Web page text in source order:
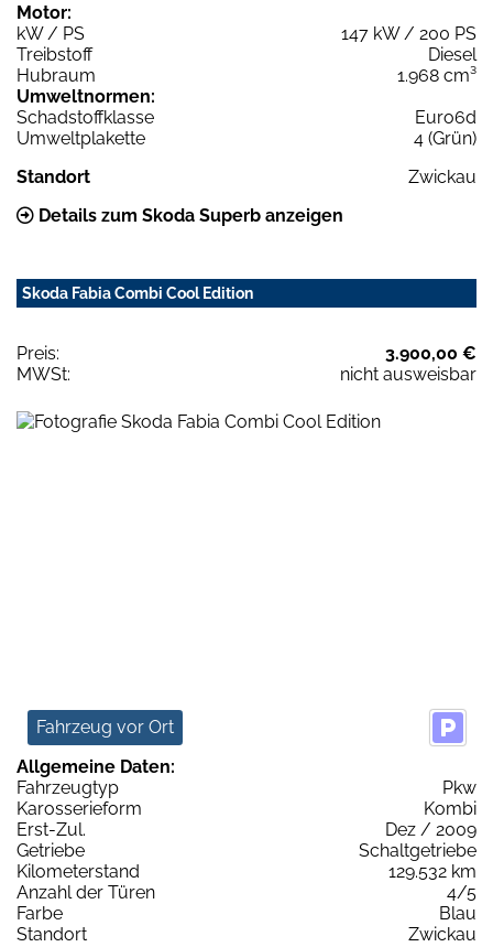
Motor:
kW / PS
147 kW / 200 PS
Treibstoff
Diesel
Hubraum
1.968 cm³
Umweltnormen:
Schadstoffklasse
Euro6d
Umweltplakette
4 (Grün)
Standort
Zwickau
Details zum Skoda Superb anzeigen
Skoda Fabia Combi Cool Edition
Preis:
3.900,00 €
MWSt:
nicht ausweisbar
Fahrzeug vor Ort
Allgemeine Daten:
Fahrzeugtyp
Pkw
Karosserieform
Kombi
Erst-Zul.
Dez / 2009
Getriebe
Schaltgetriebe
Kilometerstand
129.532 km
Anzahl der Türen
4/5
Farbe
Blau
Standort
Zwickau